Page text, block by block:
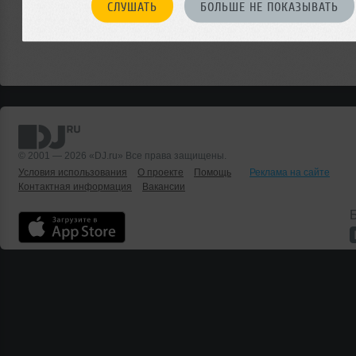
СЛУШАТЬ БОЛЬШЕ НЕ ПОКАЗЫВАТЬ
© 2001 — 2026 «DJ.ru» Все права защищены.
Условия использования
О проекте Помощь
Реклама на сайте
Контактная информация
Вакансии